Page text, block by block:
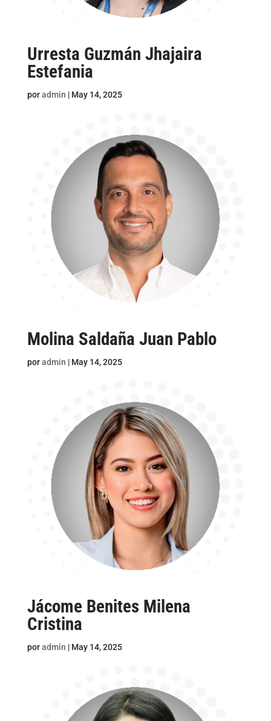
Urresta Guzmán Jhajaira
Estefania
poradmin | May 14, 2025
Molina Saldaña Juan Pablo
poradmin | May 14, 2025
Jácome Benites Milena
Cristina
poradmin | May 14, 2025